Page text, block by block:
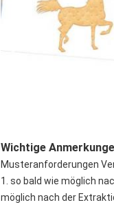
Wichtige
Musteranforderungen
1. so bald wie möglich
möglich nach der